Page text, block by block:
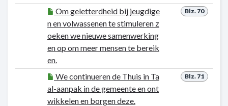
Blz. 70
Om geletterdheid bij jeugdige
n en volwassenen te stimuleren z
oeken we nieuwe samenwerking
en op om meer mensen te bereik
en.
Blz. 71
We continueren de Thuis in Ta
al-aanpak in de gemeente en ont
wikkelen en borgen deze.